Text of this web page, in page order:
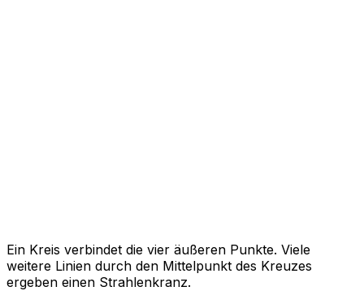
Ein Kreis verbindet die vier äußeren Punkte. Viele
weitere Linien durch den Mittelpunkt des Kreuzes
ergeben einen Strahlenkranz.